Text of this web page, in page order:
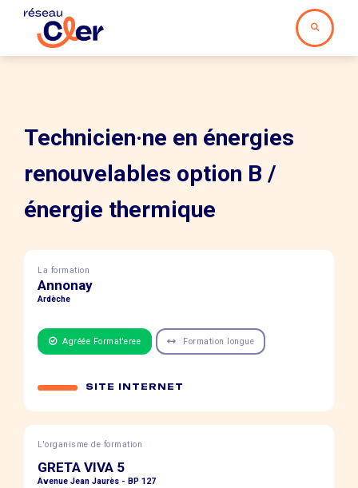
Technicien·ne en énergies
renouvelables option B /
énergie thermique
La formation
Annonay
Ardèche
Agréée Format'eree Formation longue
SITE INTERNET
L'organisme de formation
GRETA VIVA 5
Avenue Jean Jaurès - BP 127